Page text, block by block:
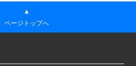
▲
ページトップへ